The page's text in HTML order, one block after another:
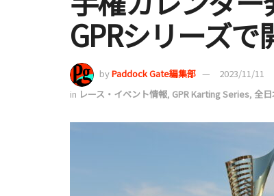
GPRシリーズで
byPaddock Gate編集部
2023/11/11
in レース・イベント情報, GPR Karting Series, 全